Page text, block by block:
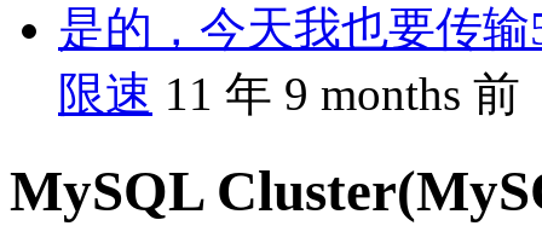
是的，今天我也要传
限速 11 年 9 months 前
MySQL